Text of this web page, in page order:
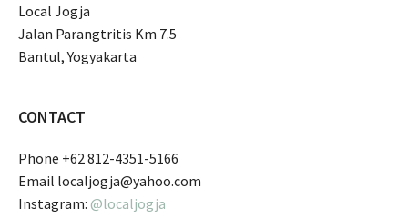
Local Jogja
Jalan Parangtritis Km 7.5
Bantul, Yogyakarta
CONTACT
Phone +62 812-4351-5166
Email localjogja@yahoo.com
Instagram: @localjogja